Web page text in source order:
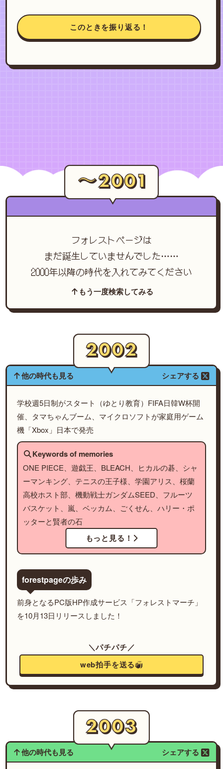
このときを振り返る！
フォレストページは
まだ誕生していませんでした……
2000年以降の時代を入れてみてください
もう一度検索してみる
他の時代も見る シェアする
学校週5日制がスタート（ゆとり教育）FIFA日韓W杯開
催、タマちゃんブーム、マイクロソフトが家庭用ゲーム
機「Xbox」日本で発売
Keywords of memories
ONE PIECE、遊戯王、BLEACH、ヒカルの碁、シャ
ーマンキング、テニスの王子様、学園アリス、桜蘭
高校ホスト部、機動戦士ガンダムSEED、フルーツ
バスケット、嵐、ベッカム、ごくせん、ハリー・ポ
ッターと賢者の石
もっと見る！
forestpageの歩み
前身となるPC版HP作成サービス「フォレストマーチ」
を10月13日リリースしました！
＼パチパチ／
web拍手を送る
他の時代も見る シェアする